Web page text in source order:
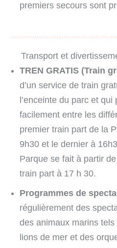
premiers secours sont
Transport et
TREN GRATIS (Train
d’un service de train
l’enceinte du parc et
facilement entre les
premier train part de la
9h30 et le dernier à
Parque se fait à partir
train part à 17 h 30.
Programmes de
régulièrement des
des animaux marins
lions de mer et des